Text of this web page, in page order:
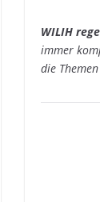
WILIH
immer
die